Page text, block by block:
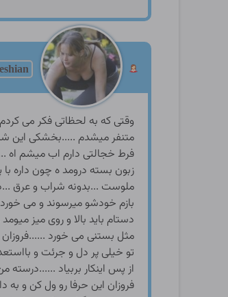
وقتی که به لحظاتی فکر می
متنفر میشدم .....بخشکی این
فرط خجالتی دارم اب میشم اه
زبون بسته درومد ه چون داره
ملوست ...بدونه شراب و عرق
بازم خودشو میرسوند و می
دستام باید بالا و روی میز
مثل بستنی می خورد
تو خیلی پر دل و جرئت و
از پس اینکار بربیاد
فروزان این حرفا رو ول کن و